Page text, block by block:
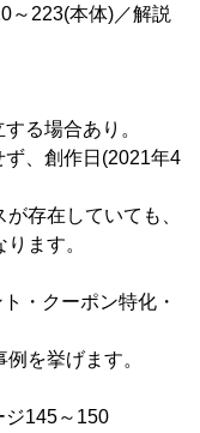
～223(本体)／解説
る場合あり。
、創作日(2021年4
存在していても、
ます。
・クーポン特化・
を挙げます。
ジ145～150